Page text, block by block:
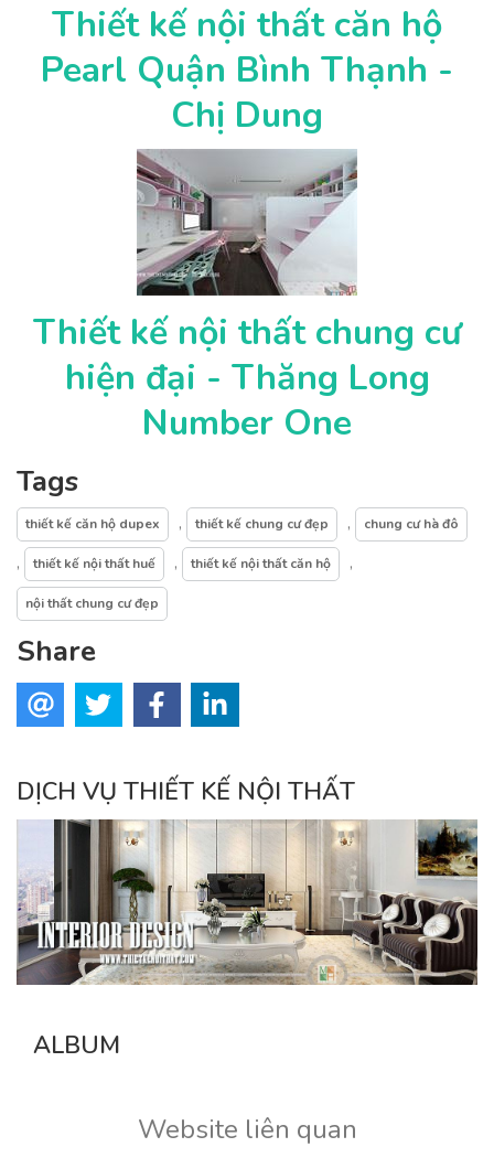
Thiết kế nội thất căn hộ
Pearl Quận Bình Thạnh -
Chị Dung
Thiết kế nội thất chung cư
hiện đại - Thăng Long
Number One
Tags
thiết kế căn hộ dupex , thiết kế chung cư đẹp , chung cư hà đô
, thiết kế nội thất huế , thiết kế nội thất căn hộ ,
nội thất chung cư đẹp
Share
DỊCH VỤ THIẾT KẾ NỘI THẤT
ALBUM
Website liên quan